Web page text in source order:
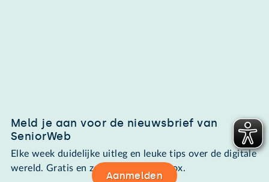
Meld je aan voor de nieuwsbrief van
SeniorWeb
Elke week duidelijke uitleg en leuke tips over de digitale
wereld. Gratis en zomaar in de mailbox.
Aanmelden